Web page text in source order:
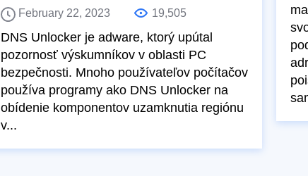
February 22, 2023 19,505
DNS Unlocker je adware, ktorý upútal
pozornosť výskumníkov v oblasti PC
bezpečnosti. Mnoho používateľov počítačov
používa programy ako DNS Unlocker na
obídenie komponentov uzamknutia regiónu
v...